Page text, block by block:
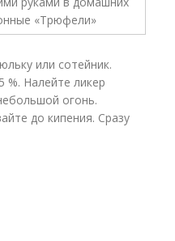
или сотейник.
%. Налейте ликер
огонь.
до кипения. Сразу